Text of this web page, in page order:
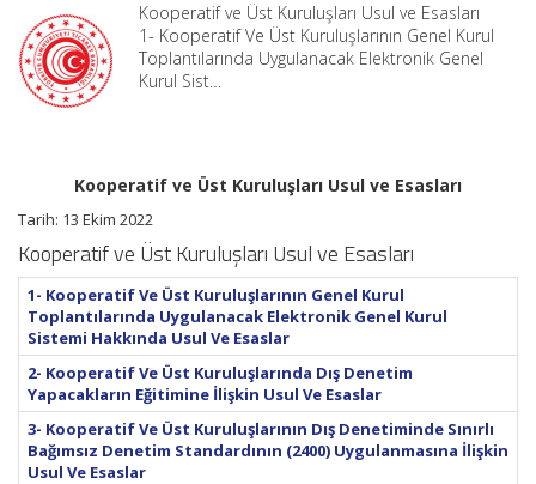
Esasları
için
Kooperatif ve Üst Kuruluşları Usul ve Esasları
1- Kooperatif Ve Üst Kuruluşlarının Genel Kurul
Toplantılarında Uygulanacak Elektronik Genel
Kurul Sist…
Kooperatif ve Üst Kuruluşları Usul ve Esasları
Tarih: 13 Ekim 2022
Kooperatif ve Üst Kuruluşları Usul ve Esasları
1- Kooperatif Ve Üst Kuruluşlarının Genel Kurul
Toplantılarında Uygulanacak Elektronik Genel Kurul
Sistemi Hakkında Usul Ve Esaslar
2- Kooperatif Ve Üst Kuruluşlarında Dış Denetim
Yapacakların Eğitimine İlişkin Usul Ve Esaslar
3- Kooperatif Ve Üst Kuruluşlarının Dış Denetiminde Sınırlı
Bağımsız Denetim Standardının (2400) Uygulanmasına İlişkin
Usul Ve Esaslar